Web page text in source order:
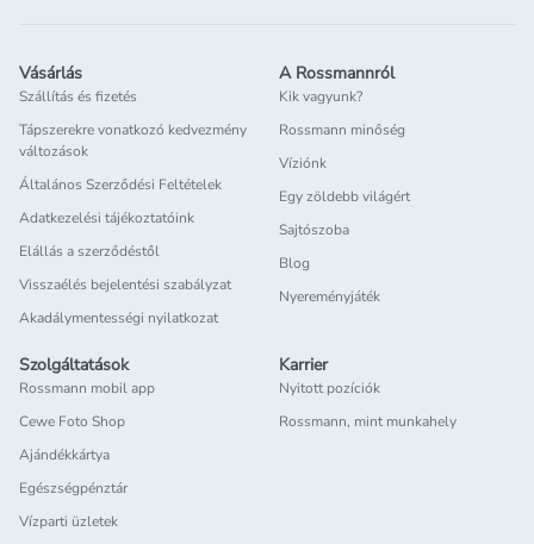
Vásárlás
Szállítás és fizetés
Tápszerekre vonatkozó kedvezmény
változások
Általános Szerződési Feltételek
Adatkezelési tájékoztatóink
Elállás a szerződéstől
Visszaélés bejelentési szabályzat
Akadálymentességi nyilatkozat
A Rossmannról
Kik vagyunk?
Rossmann minőség
Víziónk
Egy zöldebb világért
Sajtószoba
Blog
Nyereményjáték
Szolgáltatások
Rossmann mobil app
Cewe Foto Shop
Ajándékkártya
Egészségpénztár
Vízparti üzletek
Karrier
Nyitott pozíciók
Rossmann, mint munkahely